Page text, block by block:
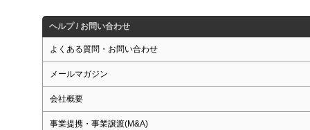
ヘルプ / お問い合わせ
よくある質問・お問い合わせ
メールマガジン
会社概要
事業提携・事業譲渡(M&A)